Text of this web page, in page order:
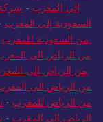
الي المغرب -
السعودية إلى المغرب
من السعودية للمغرب
من الرياض الى
من الرياض الي
من الرياض الى
من الرياض للمغرب -
الرياض الي المغرب -